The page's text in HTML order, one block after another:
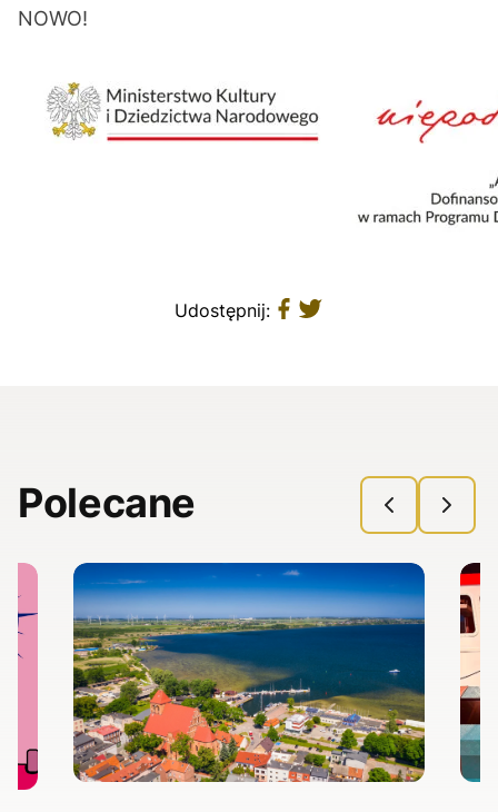
NOWO!
Udostępnij:
Polecane